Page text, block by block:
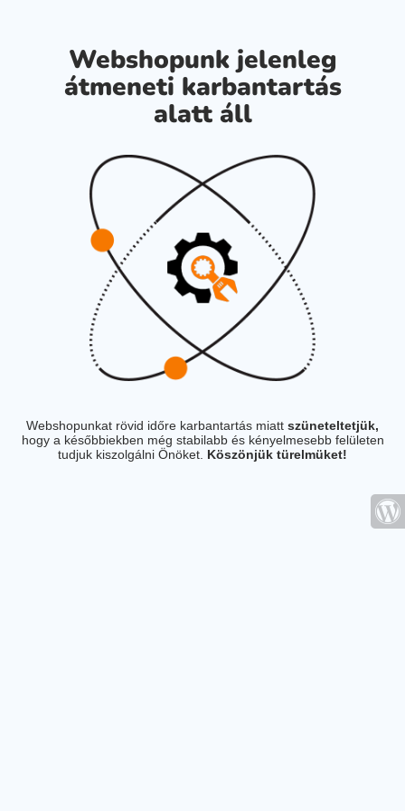
Webshopunk jelenleg
átmeneti karbantartás
alatt áll
Webshopunkat rövid időre karbantartás miatt szüneteltetjük,
hogy a későbbiekben még stabilabb és kényelmesebb felületen
tudjuk kiszolgálni Önöket. Köszönjük türelmüket!